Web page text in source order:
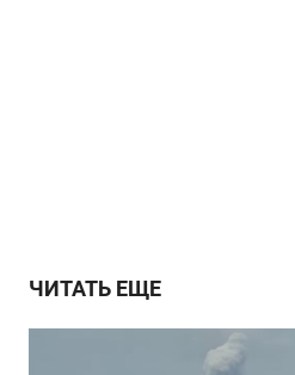
ЧИТАТЬ ЕЩЕ